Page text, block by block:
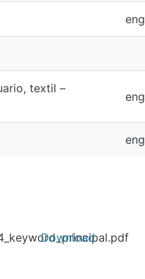
eng
textil –
eng
eng
Download